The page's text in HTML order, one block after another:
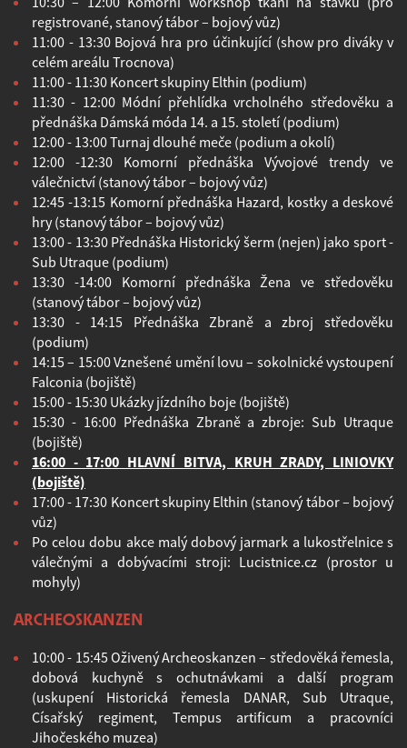
registrované, stanový tábor – bojový vůz)
11:00 - 13:30 Bojová hra pro účinkující (show pro diváky v
celém areálu Trocnova)
11:00 - 11:30 Koncert skupiny Elthin (podium)
11:30 - 12:00 Módní přehlídka vrcholného středověku a
přednáška Dámská móda 14. a 15. století (podium)
12:00 - 13:00 Turnaj dlouhé meče (podium a okolí)
12:00 -12:30 Komorní přednáška Vývojové trendy ve
válečnictví (stanový tábor – bojový vůz)
12:45 -13:15 Komorní přednáška Hazard, kostky a deskové
hry (stanový tábor – bojový vůz)
13:00 - 13:30 Přednáška Historický šerm (nejen) jako sport -
Sub Utraque (podium)
13:30 -14:00 Komorní přednáška Žena ve středověku
(stanový tábor – bojový vůz)
13:30 - 14:15 Přednáška Zbraně a zbroj středověku
(podium)
14:15 – 15:00 Vznešené umění lovu – sokolnické vystoupení
Falconia (bojiště)
15:00 - 15:30 Ukázky jízdního boje (bojiště)
15:30 - 16:00 Přednáška Zbraně a zbroje: Sub Utraque
(bojiště)
16:00 - 17:00 HLAVNÍ BITVA, KRUH ZRADY, LINIOVKY
(bojiště)
17:00 - 17:30 Koncert skupiny Elthin (stanový tábor – bojový
vůz)
Po celou dobu akce malý dobový jarmark a lukostřelnice s
válečnými a dobývacími stroji: Lucistnice.cz (prostor u
mohyly)
ARCHEOSKANZEN
10:00 - 15:45 Oživený Archeoskanzen – středověká řemesla,
dobová kuchyně s ochutnávkami a další program
(uskupení Historická řemesla DANAR, Sub Utraque,
Císařský regiment, Tempus artificum a pracovníci
Jihočeského muzea)